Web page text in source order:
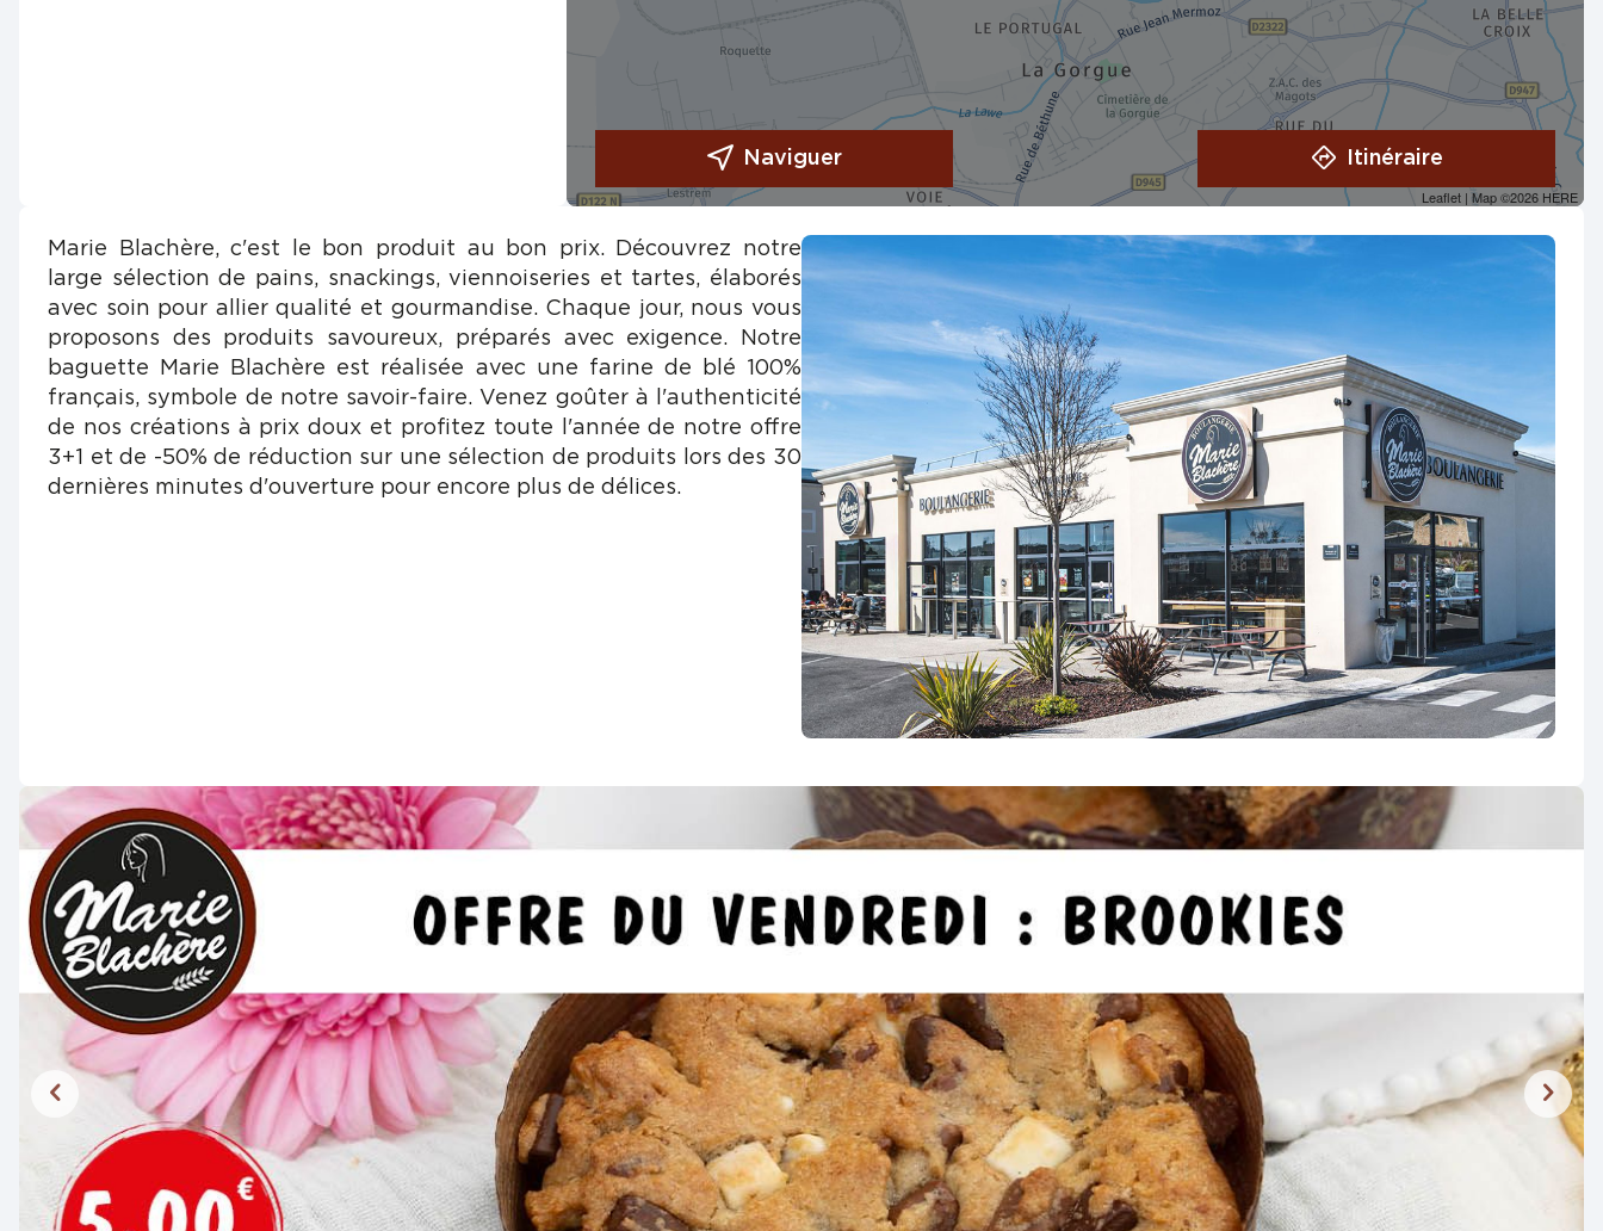
Leaflet | Map ©2026 HERE
Naviguer Itinéraire
Marie Blachère, c'est le bon produit au bon prix. Découvrez notre
large sélection de pains, snackings, viennoiseries et tartes, élaborés
avec soin pour allier qualité et gourmandise. Chaque jour, nous vous
proposons des produits savoureux, préparés avec exigence. Notre
baguette Marie Blachère est réalisée avec une farine de blé 100%
français, symbole de notre savoir-faire. Venez goûter à l'authenticité
de nos créations à prix doux et profitez toute l'année de notre offre
3+1 et de -50% de réduction sur une sélection de produits lors des 30
dernières minutes d'ouverture pour encore plus de délices.